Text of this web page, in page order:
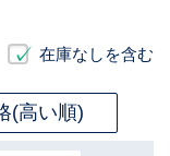
在庫なしを含む
(高い順)